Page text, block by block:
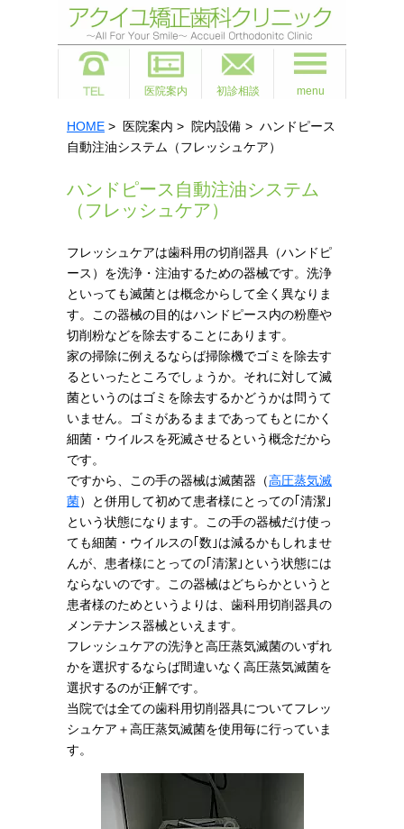
医院案内 初診相談 menu
HOME > 医院案内 > 院内設備 > ハンドピース
自動注油システム（フレッシュケア）
ハンドピース自動注油システム
（フレッシュケア）
フレッシュケアは歯科用の切削器具（ハンドピ
ース）を洗浄・注油するための器械です。洗浄
といっても滅菌とは概念からして全く異なりま
す。この器械の目的はハンドピース内の粉塵や
切削粉などを除去することにあります。
家の掃除に例えるならば掃除機でゴミを除去す
るといったところでしょうか。それに対して滅
菌というのはゴミを除去するかどうかは問うて
いません。ゴミがあるままであってもとにかく
細菌・ウイルスを死滅させるという概念だから
です。
ですから、この手の器械は滅菌器（高圧蒸気滅
菌）と併用して初めて患者様にとっての｢清潔｣
という状態になります。この手の器械だけ使っ
ても細菌・ウイルスの｢数｣は減るかもしれませ
んが、患者様にとっての｢清潔｣という状態には
ならないのです。この器械はどちらかというと
患者様のためというよりは、歯科用切削器具の
メンテナンス器械といえます。
フレッシュケアの洗浄と高圧蒸気滅菌のいずれ
かを選択するならば間違いなく高圧蒸気滅菌を
選択するのが正解です。
当院では全ての歯科用切削器具についてフレッ
シュケア＋高圧蒸気滅菌を使用毎に行っていま
す。